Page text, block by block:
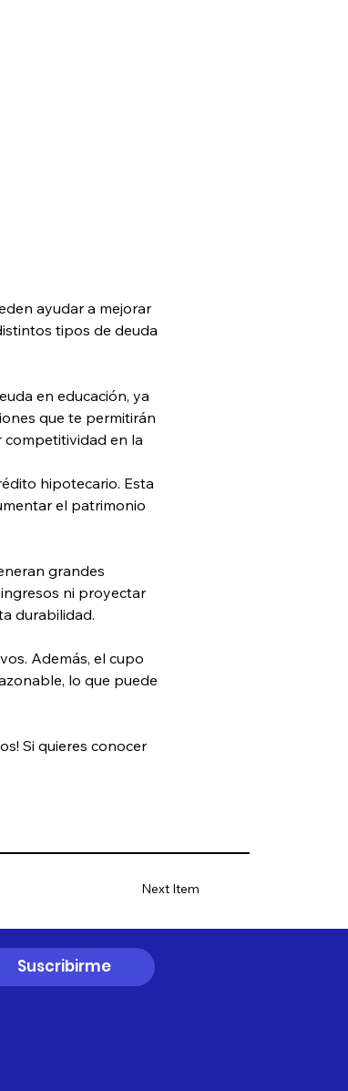
ayudar a mejorar
tipos de deuda
en educación, ya
que te permitirán
competitividad en la
hipotecario. Esta
el patrimonio
grandes
ni proyectar
durabilidad.
Además, el cupo
lo que puede
Si quieres conocer
Next Item
Suscribirme